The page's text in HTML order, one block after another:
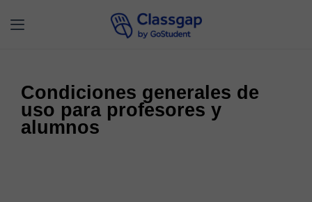
Condiciones generales de
uso para profesores y
alumnos